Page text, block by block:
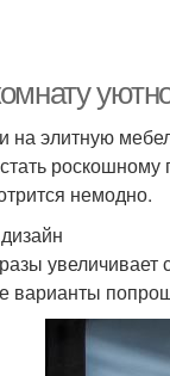
на элитную
немодно.
увеличивает
варианты